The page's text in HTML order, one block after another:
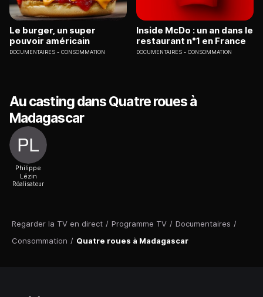
Regarder la TV en direct / Programme TV / Documentaires /
Consommation / Quatre roues à Madagascar
Le burger, un super
pouvoir américain
DOCUMENTAIRES CONSOMMATION
Inside McDo : un an dans le
restaurant n°1 en France
DOCUMENTAIRES CONSOMMATION
Au casting dans Quatre roues à
Madagascar
Philippe
Lézin
Réalisateur